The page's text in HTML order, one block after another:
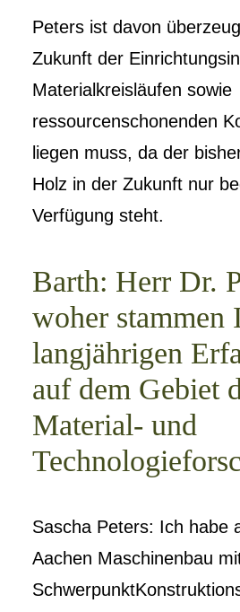
Peters ist davon
Zukunft der
Materialkreisläufen sowie
ressourcenschonenden
liegen muss, da der
Holz in der Zukunft nur
Verfügung steht.
Barth: Herr Dr.
woher stammen
langjährigen
auf dem Gebiet
Material- und
Sascha Peters: Ich habe
Aachen Maschinenbau